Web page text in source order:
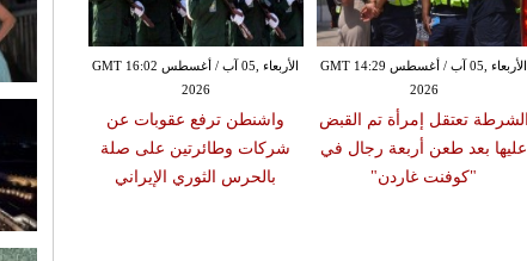
الأربعاء ,05 آب / أغسطس GMT 16:02
2026
واشنطن ترفع عقوبات عن
شركات وطائرتين على صلة
بالحرس الثوري الإيراني
الأربعاء ,05 آب / أغسطس GMT 14:29
2026
الشرطة تعتقل إمرأة تم القبض
عليها بعد طعن أربعة رجال في
"كوفنت غاردن"